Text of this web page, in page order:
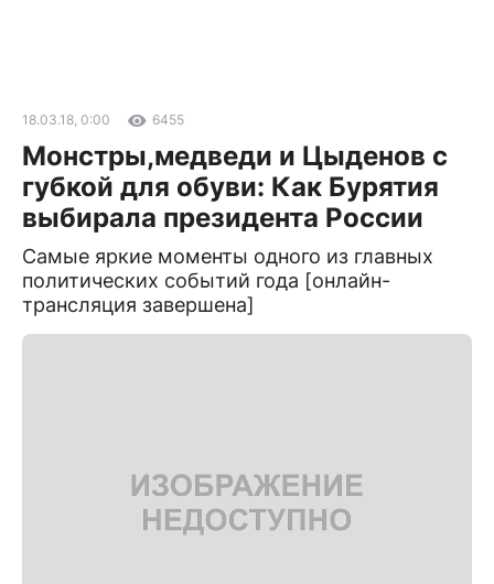
18.03.18, 0:00 6455
Монстры,медведи и Цыденов с
губкой для обуви: Как Бурятия
выбирала президента России
Самые яркие моменты одного из главных
политических событий года [онлайн-
трансляция завершена]